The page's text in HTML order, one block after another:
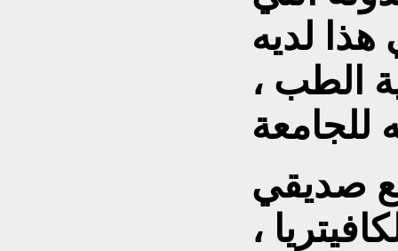
لديه
الطب ،
صديقي
،